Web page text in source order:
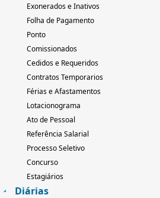
Exonerados e Inativos
Folha de Pagamento
Ponto
Comissionados
Cedidos e Requeridos
Contratos Temporarios
Férias e Afastamentos
Lotacionograma
Ato de Pessoal
Referência Salarial
Processo Seletivo
Concurso
Estagiários
Diárias